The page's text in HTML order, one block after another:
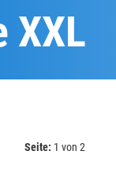
XXL
Seite: 1 von 2